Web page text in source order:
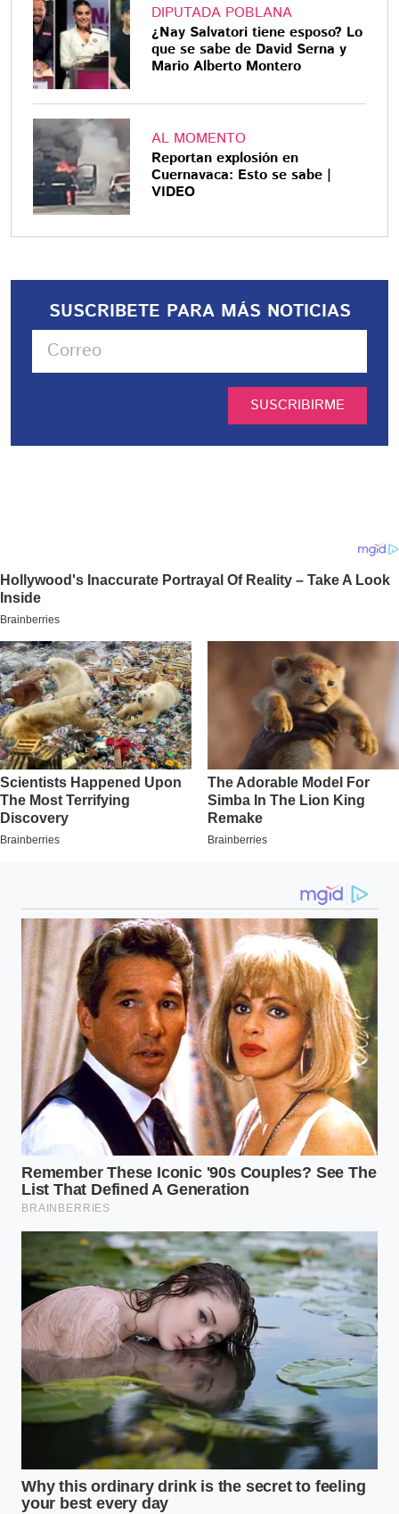
DIPUTADA POBLANA
¿Nay Salvatori tiene esposo? Lo
que se sabe de David Serna y
Mario Alberto Montero
AL MOMENTO
Reportan explosión en
Cuernavaca: Esto se sabe |
VIDEO
SUSCRIBETE PARA MÁS NOTICIAS
SUSCRIBIRME